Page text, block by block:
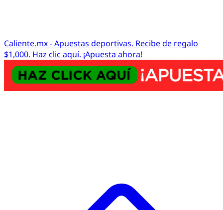
Caliente.mx - Apuestas deportivas. Recibe de regalo
$1,000. Haz clic aquí. ¡Apuesta ahora!